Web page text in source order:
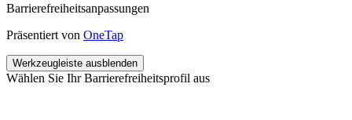
Barrierefreiheitsanpassungen
Präsentiert von OneTap
Werkzeugleiste ausblenden
Wählen Sie Ihr Barrierefreiheitsprofil aus